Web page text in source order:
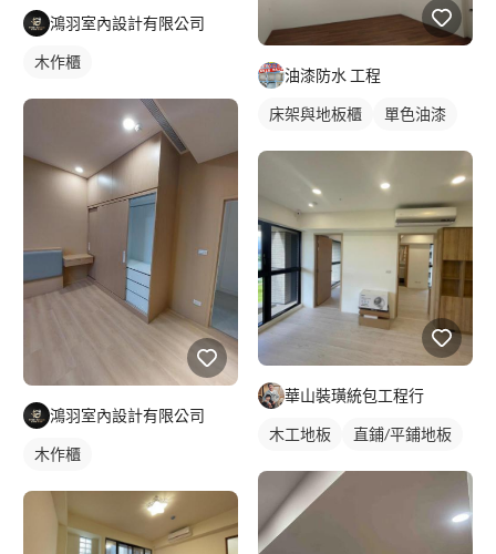
鴻羽室內設計有限公司
木作櫃
鴻羽室內設計有限公司
木作櫃
油漆防水 工程
床架與地板櫃 單色油漆
華山裝璜統包工程行
木工地板 直鋪/平鋪地板